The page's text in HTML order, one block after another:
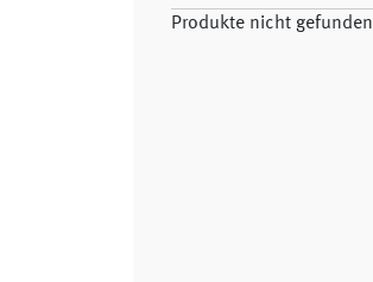
Produkte nicht gefunden